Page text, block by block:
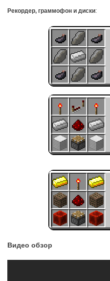
Рекордер, граммофон и диски:
Видео обзор